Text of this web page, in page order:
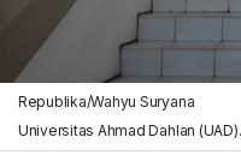
Republika/Wahyu Suryana
Universitas Ahmad Dahlan (UAD).